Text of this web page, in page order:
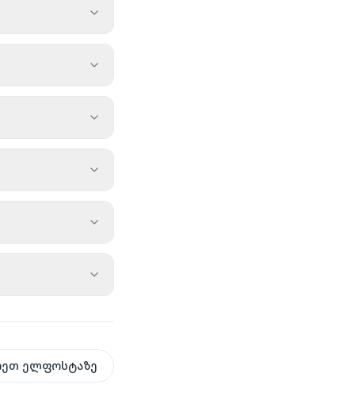
ელფოსტაზე